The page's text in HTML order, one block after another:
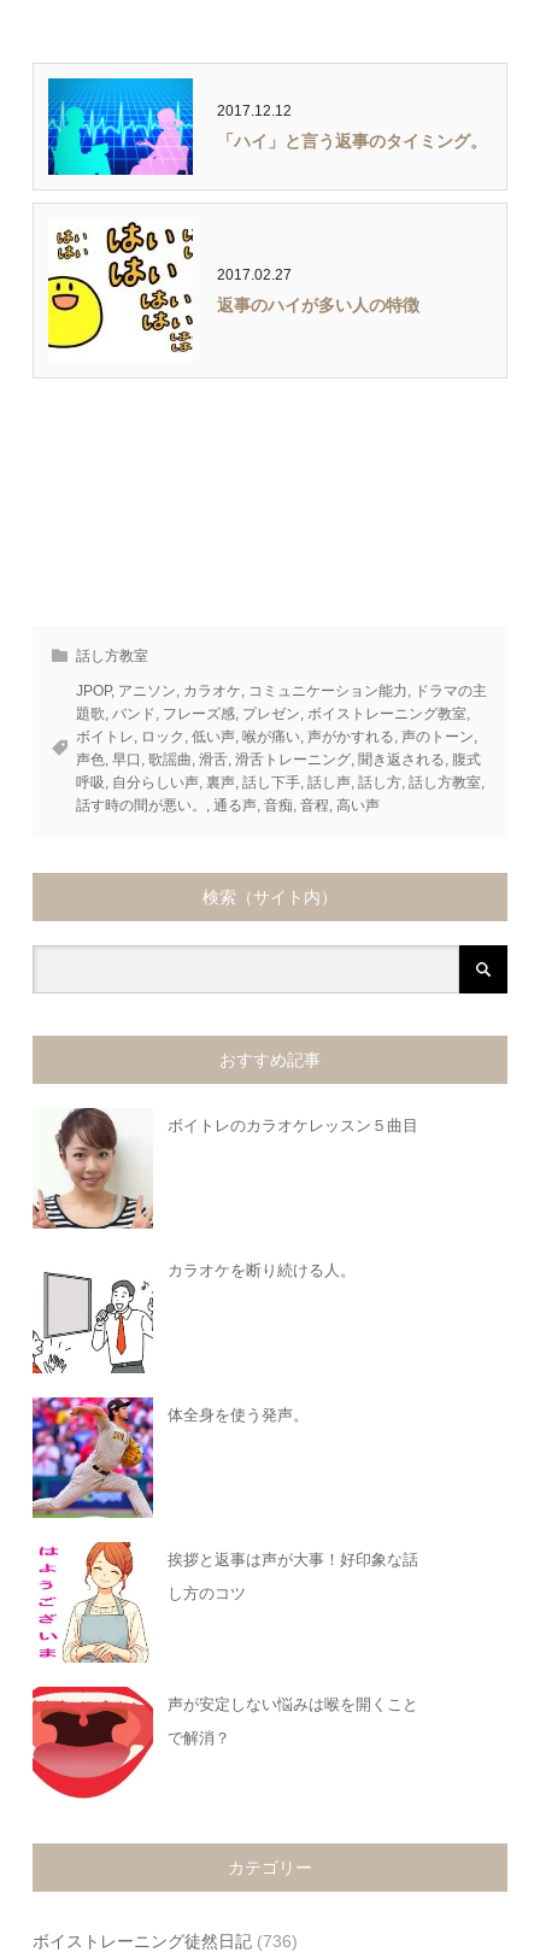
2017.12.12
「ハイ」と言う返事のタイミング。
2017.02.27
返事のハイが多い人の特徴
話し方教室
JPOP, アニソン カラオケ コミュニケーション能力
ドラマの主
題歌 バンド フレーズ感 プレゼン ボイストレーニング教室
ボイトレ
ロック ,低い声 ,喉が痛い ,声がかすれる ,声のトーン
声色 ,早口 ,歌謡曲 ,滑舌 ,滑舌トレーニング ,聞き返される 腹式
呼吸 自分らしい声 ,裏声 ,話し下手 ,話し声 ,話し方 ,話し方教室
話す時の間が悪い。
,通る声 ,音痴 ,音程 ,高い声
検索（サイト内）
おすすめ記事
ボイトレのカラオケレッスン５曲目
カラオケを断り続ける人。
体全身を使う発声。
挨拶と返事は声が大事！好印象な話
し方のコツ
声が安定しない悩みは喉を開くこと
で解消？
カテゴリー
ボイストレーニング徒然日記 (736)